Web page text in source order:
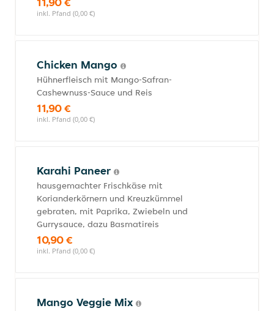
inkl. Pfand (0,00 €)
Chicken Mango
Hühnerfleisch mit Mango-Safran-
Cashewnuss-Sauce und Reis
11,90 €
inkl. Pfand (0,00 €)
Karahi Paneer
hausgemachter Frischkäse mit
Korianderkörnern und Kreuzkümmel
gebraten, mit Paprika, Zwiebeln und
Gurrysauce, dazu Basmatireis
10,90 €
inkl. Pfand (0,00 €)
Mango Veggie Mix